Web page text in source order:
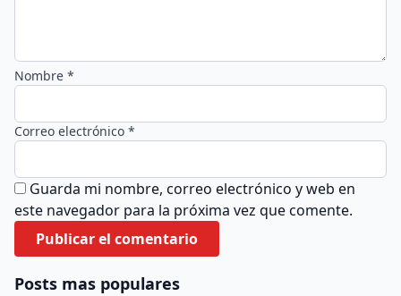
Nombre *
Correo electrónico *
Guarda mi nombre, correo electrónico y web en
este navegador para la próxima vez que comente.
Posts mas populares